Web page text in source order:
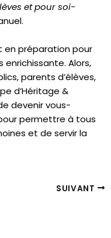
et pour soi-
en préparation pour
enrichissante. Alors,
parents d’élèves,
d’Héritage &
devenir vous-
permettre à tous
et de servir la
SUIVANT